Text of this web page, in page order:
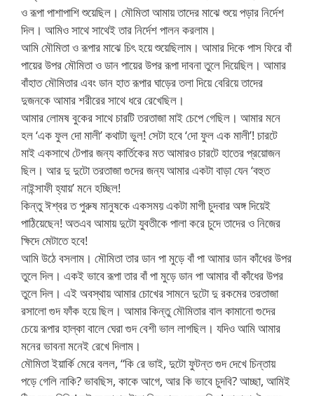
ও রূপা পাশাপাশি শুয়েছিল। মৌমিতা আমায় তাদের মাঝে শুয়ে পড়ার নির্দেশ
দিল। আমিও সাথে সাথেই তার নির্দেশ পালন করলাম।
আমি মৌমিতা ও রূপার মাঝে চিৎ হয়ে শুয়েছিলাম। আমার দিকে পাস ফিরে বাঁ
পায়ের উপর মৌমিতা ও ডান পায়ের উপর রূপা দাবনা তুলে দিয়েছিল। আমার
বাঁহাত মৌমিতার এবং ডান হাত রূপার ঘাড়ের তলা দিয়ে বেরিয়ে তাদের
দুজনকে আমার শরীরের সাথে ধরে রেখেছিল।
আমার লোমষ বুকের সাথে চারটি তরতাজা মাই চেপে গেছিল। আমার মনে
হল ‘এক ফুল দো মালী’ কথাটা ভুল! সেটা হবে ‘দো ফুল এক মালী’! চারটে
মাই একসাথে টেপার জন্য কার্তিকের মত আমারও চারটে হাতের প্রয়োজন
ছিল। আর দু দুটো তরতাজা গুদের জন্য আমার একটা বাড়া যেন ‘বহুত
নাইন্সাফী হ্যায়’ মনে হচ্ছিল!
কিন্তু ঈশ্বর ত পুরুষ মানুষকে একসময় একটা মাগী চুদবার অঙ্গ দিয়েই
পাঠিয়েছেন! অতএব আমায় দুটো যুবতীকে পালা করে চুদে তাদের ও নিজের
ক্ষিদে মেটাতে হবে!
আমি উঠে বসলাম। মৌমিতা তার ডান পা মুড়ে বাঁ পা আমার ডান কাঁধের উপর
তুলে দিল। একই ভাবে রূপা তার বাঁ পা মুড়ে ডান পা আমার বাঁ কাঁধের উপর
তুলে দিল। এই অবস্থায় আমার চোখের সামনে দুটো দু রকমের তরতাজা
রসালো গুদ ফাঁক হয়ে ছিল। আমার কিন্তু মৌমিতার বাল কামানো গুদের
চেয়ে রূপার হাল্কা বালে ঘেরা গুদ বেশী ভাল লাগছিল। যদিও আমি আমার
মনের ভাবনা মনেই রেখে দিলাম।
মৌমিতা ইয়ার্কি মেরে বলল, “কি রে ভাই, দুটো ফুটন্ত গুদ দেখে চিন্তায়
পড়ে গেলি নাকি? ভাবছিস, কাকে আগে, আর কি ভাবে চুদবি? আচ্ছা, আমিই